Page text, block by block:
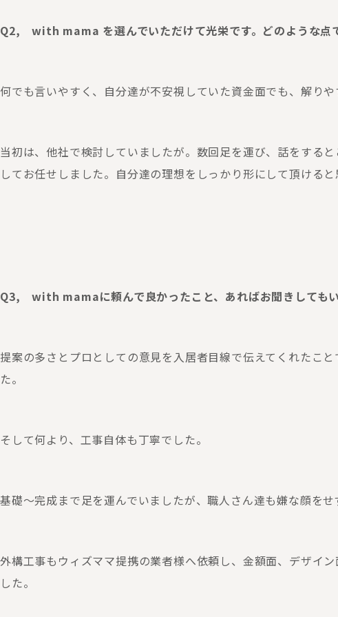
Q2, with mama を選んでいただけて光栄です。どのような点
何でも言いやすく、自分達が不安視していた資金面でも、解りや
当初は、他社で検討していましたが。数回足を運び、話をする
してお任せしました。自分達の理想をしっかり形にして頂ける
Q3, with mamaに頼んで良かったこと、あればお聞きしても
提案の多さとプロとしての意見を入居者目線で伝えてくれたこ
た。
そして何より、工事自体も丁寧でした。
基礎〜完成まで足を運んでいましたが、職人さん達も嫌な顔を
外構工事もウィズママ提携の業者様へ依頼し、金額面、デザイ
した。